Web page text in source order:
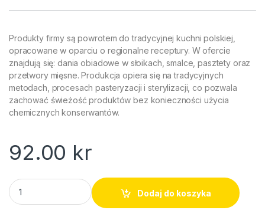
Produkty firmy są powrotem do tradycyjnej kuchni polskiej,
opracowane w oparciu o regionalne receptury. W ofercie
znajdują się: dania obiadowe w słoikach, smalce, pasztety oraz
przetwory mięsne. Produkcja opiera się na tradycyjnych
metodach, procesach pasteryzacji i sterylizacji, co pozwala
zachować świeżość produktów bez konieczności użycia
chemicznych konserwantów.
92.00 kr
Grochówka z boczkiem wędzonym Graal 660g quantity
Dodaj do koszyka